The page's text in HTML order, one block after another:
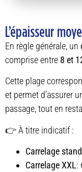
L’épaisseur
En règle générale, un
comprise entre 8 et
Cette plage
et permet d’assurer
passage, tout en
👉 À titre indicatif :
Carrelage
Carrelage XXL: